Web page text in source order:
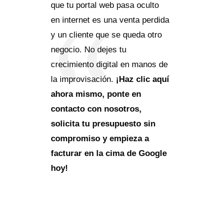
que tu portal web pasa oculto
en internet es una venta perdida
y un cliente que se queda otro
negocio. No dejes tu
crecimiento digital en manos de
la improvisación. ¡Haz clic aquí
ahora mismo, ponte en
contacto con nosotros,
solicita tu presupuesto sin
compromiso y empieza a
facturar en la cima de Google
hoy!